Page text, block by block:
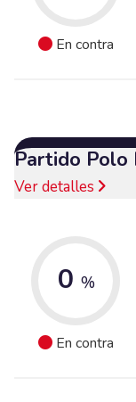
En contra
Partido Polo
Ver detalles
0 %
En contra